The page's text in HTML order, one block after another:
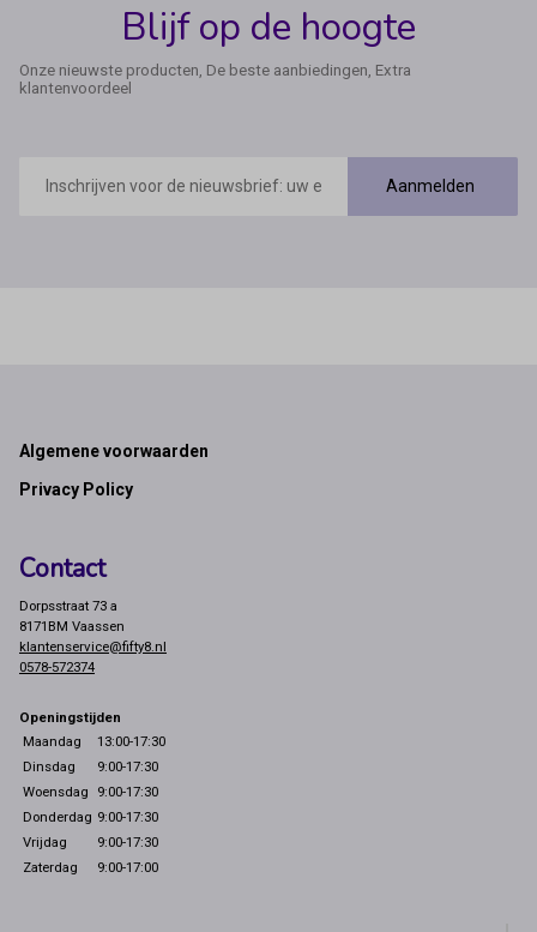
Blijf op de hoogte
Onze nieuwste producten, De beste aanbiedingen, Extra
klantenvoordeel
mailadres
Aanmelden
Footer
Algemene voorwaarden
Privacy Policy
Contact
Dorpsstraat 73 a
8171BM Vaassen
klantenservice@fifty8.nl
0578-572374
Openingstijden
Maandag
13:00-17:30
Dinsdag
9:00-17:30
Woensdag
9:00-17:30
Donderdag 9:00-17:30
Vrijdag
9:00-17:30
Zaterdag
9:00-17:00